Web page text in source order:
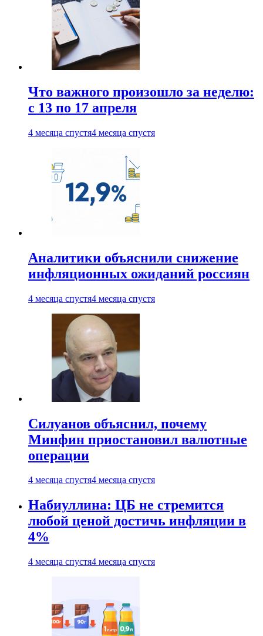
Что важного произошло за неделю:
с 13 по 17 апреля
4 месяца спустя4 месяца спустя
Аналитики объяснили снижение
инфляционных ожиданий россиян
4 месяца спустя4 месяца спустя
Силуанов объяснил, почему
Минфин приостановил валютные
операции
4 месяца спустя4 месяца спустя
Набиуллина: ЦБ не стремится
любой ценой достичь инфляции в
4%
4 месяца спустя4 месяца спустя